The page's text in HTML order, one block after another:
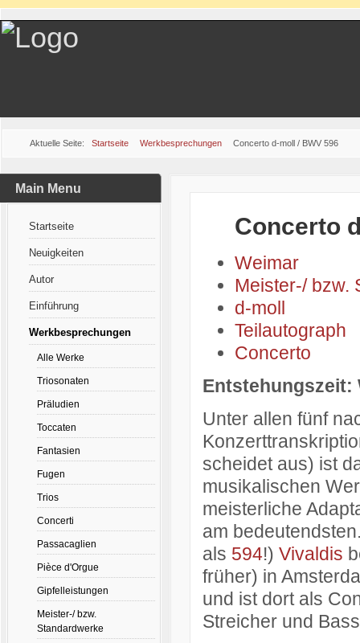
Aktuelle Seite: Startseite Werkbesprechungen Concerto d-moll / BWV 596
Main Menu
Startseite
Neuigkeiten
Autor
Einführung
Werkbesprechungen
Alle Werke
Triosonaten
Präludien
Toccaten
Fantasien
Fugen
Trios
Concerti
Passacaglien
Pièce d'Orgue
Gipfelleistungen
Meister-/ bzw.
Standardwerke
Concerto
Weimar
Meister-/ bzw.
d-moll
Teilautograph
Concerto
Entstehungszeit:
Unter allen fünf
scheidet aus) ist
musikalischen
meisterliche
am
als 594!) Vivaldis
früher) in
und ist dort als
Streicher und